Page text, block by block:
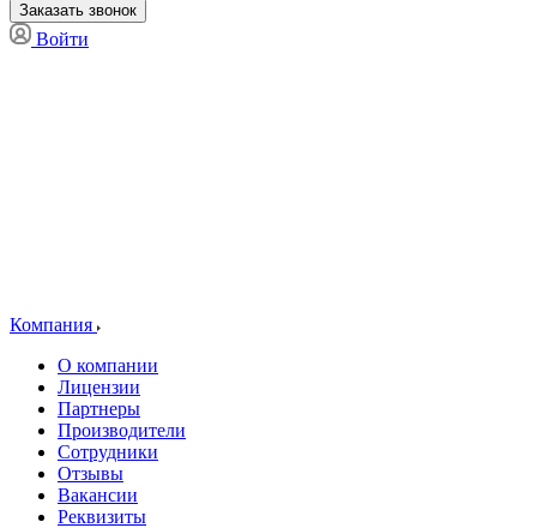
Заказать звонок
Войти
Компания
О компании
Лицензии
Партнеры
Производители
Сотрудники
Отзывы
Вакансии
Реквизиты